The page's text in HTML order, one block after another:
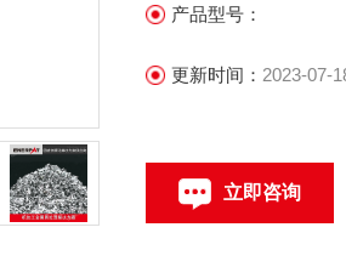
产品型号：
更新时间： 2023-07-
立即咨询